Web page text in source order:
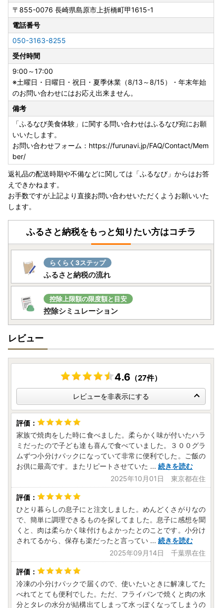
ります。また転送する場合は転送料金(受取人着払い)が発生
します。
・「のし」可の返礼品を除き、のしの対応はできかねます。
・配送業者の指定はできかねます。また返礼品によって異な
ります。
・出荷日の事前案内は行っておりません。また、ご要望をい
ただいても対応できかねます。
・返礼品をお届けする際の配送伝票について、ご依頼主名は
寄附者様のお名前が入ります。変更はできかねます。
・郵便受けにお届けする返礼品（メール便）につきまして
は、ご依頼主名は配送伝票に印字されません。なお、ふるさ
と納税の記載が入りますのでご了承ください。
・複数の返礼品をお選びいただいた場合、個別発送となる場
合があります。
・返礼品に不具合がある場合、お受け取り後、3日以内にご
連絡ください。
・返礼品の送付は、気仙沼市外にお住まいの方に限らせてい
ただきます。
★プライバシーについて
寄附者様からいただいた個人情報は、商品の発送とご連絡、
お問い合わせ対応、ならびに寄附者様へ向けた気仙沼市のふ
るさと納税に関する情報提供に使用させていただきます。
当市が責任をもって安全に蓄積・保管し、第三者に譲渡・提
供することはございません。
また、上記の手段としては、電子メールの配信やパンフレッ
ト等の郵送をさせていただく場合がございます。
〒855-0076 長崎県島原市上折橋町甲1615-1
電話番号
050-3163-8255
受付時間
9:00～17:00
※土曜日・日曜日・祝日・夏季休業（8/13～8/15）・年末年始
のお問い合わせにはお応え出来ません。
備考
「ふるなび美食体験」に関する問い合わせはふるなび宛にお願
いいたします。
お問い合わせフォーム：https://furunavi.jp/FAQ/Contact/Mem
ber/
返礼品の配送時期や不備などに関しては「ふるなび」からはお答
えできかねます。
お手数ですが上記より直接お問い合わせいただくようお願いいた
します。
ふるさと納税をもっと知りたい方はコチラ
らくらく3ステップ
ふるさと納税の流れ
控除上限額の限度額と目安
控除シミュレーション
レビュー
4.6 （27件）
レビューを非表示にする
家族で焼肉をした時に食べました。柔らかく味が付いたハラ
ミだったので子ども達も喜んで食べていました。３００グラ
ムずつ小分けパックになっていて非常に便利でした。ご飯の
お供に最高です。またリピートさせていた ... 続きを読む
2025年10月01日 東京都在住
ひとり暮らしの息子にと注文しました。めんどくさがりなの
で、簡単に調理できるものを探してました。息子に感想を聞
くと、肉は柔らかく味付けもよかったとのことです。小分け
されてるから、保存も楽だったと言ってい ... 続きを読む
2025年09月14日 千葉県在住
冷凍の小分けパックで届くので、使いたいときに解凍してた
べれてとても便利でした。ただ、フライパンで焼くと肉の水
分とタレの水分が結構出てしまって水っぽくなってしまうの